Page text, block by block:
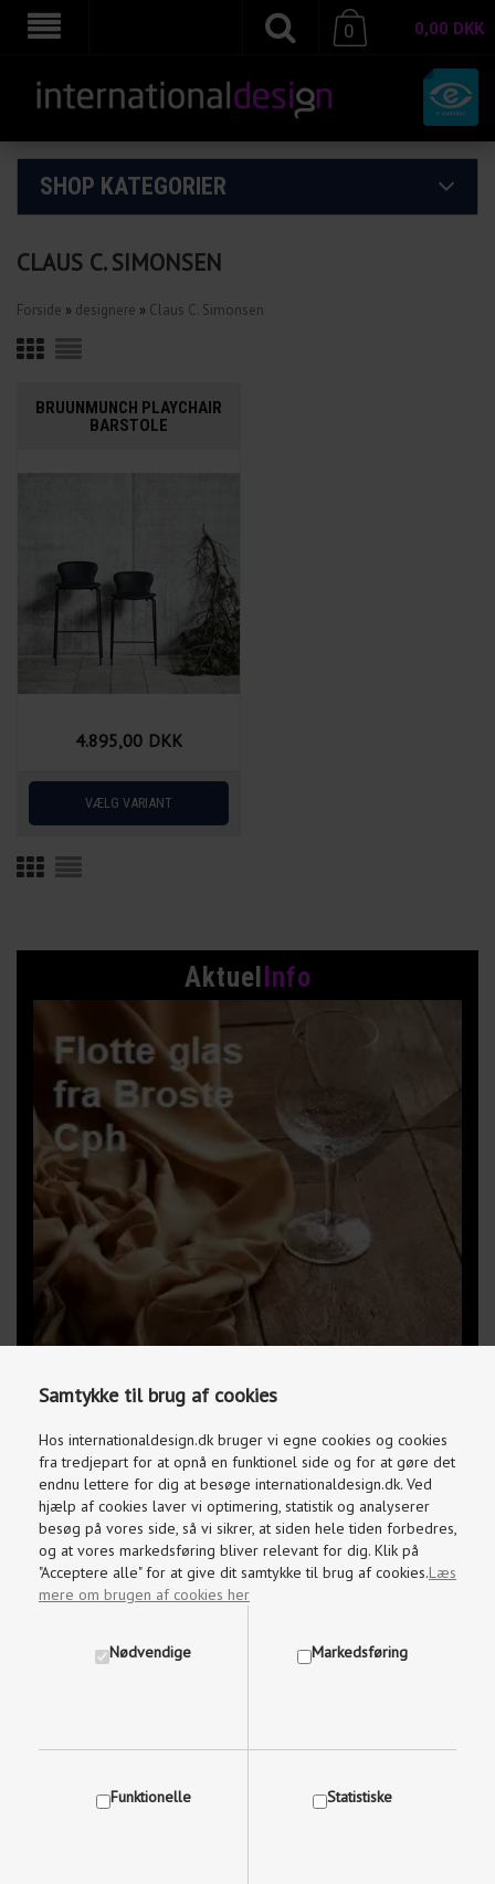
Samtykke til brug af cookies
Hos internationaldesign.dk bruger vi egne cookies og cookies
fra tredjepart for at opnå en funktionel side og for at gøre det
endnu lettere for dig at besøge internationaldesign.dk. Ved
hjælp af cookies laver vi optimering, statistik og analyserer
besøg på vores side, så vi sikrer, at siden hele tiden forbedres,
og at vores markedsføring bliver relevant for dig. Klik på
"Acceptere alle" for at give dit samtykke til brug af cookies.Læs
mere om brugen af cookies her
Nødvendige Markedsføring
Funktionelle Statistiske
0,00 DKK
0
SHOP KATEGORIER
Aktuel Info
Kundeservice
Brug for hjælp, kontakt os på
97 87 18 87
Mandag-Fredag kl. 09.00 - 17.30
Lørdage og søndage kl. 10.00 - 15.00
CLAUS C. SIMONSEN
Forside » designere » Claus C. Simonsen
BRUUNMUNCH PLAYCHAIR
BARSTOLE
4.895,00 DKK